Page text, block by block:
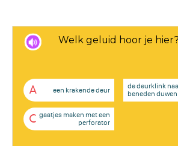
Welk geluid hoor je hier?
A een krakende deur
de deurklink
beneden duwen
C gaatjes maken met een
perforator